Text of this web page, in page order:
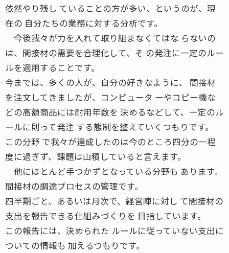
依然やり残し ていることの方が多い、というのが、現
在の 自分たちの業務に対する分析です。
今後我々が力を入れて取り組まなくてはな らないの
は、間接材の需要を合理化して、そ の発注に一定のルー
ルを適用することです。
今までは、多くの人が、自分の好きなように、 間接材
を注文してきましたが、コンピュータ ーやコピー機な
どの高額商品には耐用年数を 決めるなどして、一定のル
ールに則って発注 する態制を整えていくつもりです。
この分野 で我々が達成したのは今のところ四分の一程
度に過ぎず、課題は山積していると言えます。
他にほとんど手つかずとなっている分野も あります。
間接材の調達プロセスの管理です。
四半期ごと、あるいは月次で、経営陣に対し て間接材の
支出を報告できる仕組みづくりを 目指しています。
この報告には、決められた ルールに従っていない支出に
ついての情報も 加えるつもりです。